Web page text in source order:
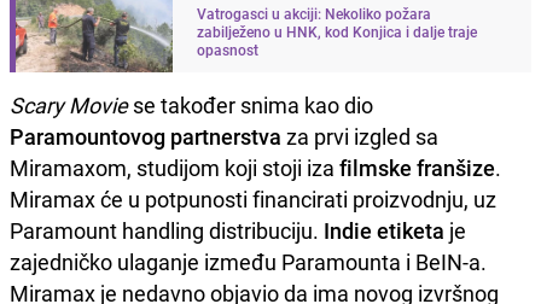
Vatrogasci u akciji: Nekoliko požara
zabilježeno u HNK, kod Konjica i dalje traje
opasnost
Scary Moviese također snima kao dio
Paramountovog partnerstva za prvi izgled sa
Miramaxom, studijom koji stoji iza filmske franšize.
Miramax će u potpunosti financirati proizvodnju, uz
Paramount handling distribuciju. Indie etiketa je
zajedničko ulaganje između Paramounta i BeIN-a.
Miramax je nedavno objavio da ima novog izvršnog